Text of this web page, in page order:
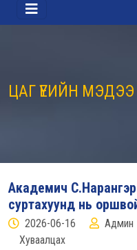
ЦАГ ҮЕИЙН МЭДЭЭ
Академич
суртахуунд нь
2026-06-16 Админ
Хуваалцах